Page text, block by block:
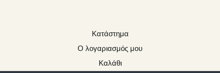
Κατάστημα
Ο λογαριασμός μου
Καλάθι